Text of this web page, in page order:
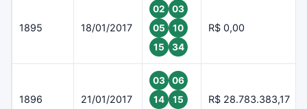
1895 18/01/2017
02
03
05
10
15
34
R$ 0,00
1896 21/01/2017
03
06
14
15
R$ 28.783.383,17